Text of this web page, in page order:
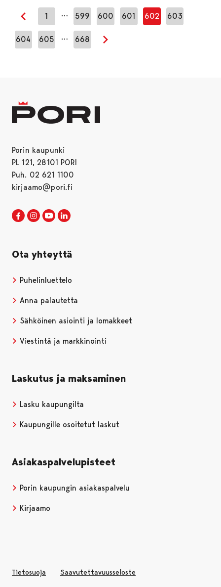
Edellinen sivu
1 … 599 600 601 602 603
604 605 … 668
Seuraava sivu
Porin kaupunki
PL 121, 28101 PORI
Puh. 02 621 1100
kirjaamo@pori.fi
Porin kaupunki Facebookissa
Avautuu uudessa välilehdessä
Porin kaupunki Instagramissa
Avautuu uudessa välilehdessä
Porin kaupunki Youtubessa
Avautuu uudessa välilehdessä
Ota yhteyttä
Puhelinluettelo
Anna palautetta
Sähköinen asiointi ja lomakkeet
Viestintä ja markkinointi
Laskutus ja maksaminen
Lasku kaupungilta
Kaupungille osoitetut laskut
Asiakaspalvelupisteet
Porin kaupungin asiakaspalvelu
Kirjaamo
Tietosuoja Saavutettavuusseloste